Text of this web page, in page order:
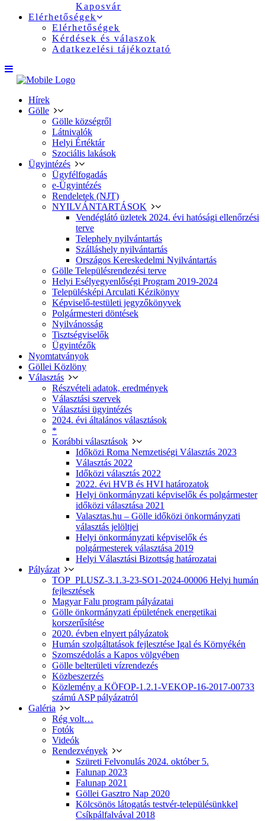
Kaposvár
Elérhetőségek
Elérhetőségek
Kérdések és válaszok
Adatkezelési tájékoztató
Hírek
Gölle
Gölle községről
Látnivalók
Helyi Értéktár
Szociális lakások
Ügyintézés
Ügyfélfogadás
e-Ügyintézés
Rendeletek (NJT)
NYILVÁNTARTÁSOK
Vendéglátó üzletek 2024. évi hatósági ellenőrzési
terve
Telephely nyilvántartás
Szálláshely nyilvántartás
Országos Kereskedelmi Nyilvántartás
Gölle Településrendezési terve
Helyi Esélyegyenlőségi Program 2019-2024
Településképi Arculati Kézikönyv
Képviselő-testületi jegyzőkönyvek
Polgármesteri döntések
Nyilvánosság
Tisztségviselők
Ügyintézők
Nyomtatványok
Göllei Közlöny
Választás
Részvételi adatok, eredmények
Választási szervek
Választási ügyintézés
2024. évi általános választások
*
Korábbi választások
Időközi Roma Nemzetiségi Választás 2023
Választás 2022
Időközi választás 2022
2022. évi HVB és HVI határozatok
Helyi önkormányzati képviselők és polgármester
időközi választása 2021
Valasztas.hu – Gölle időközi önkormányzati
választás jelöltjei
Helyi önkormányzati képviselők és
polgármesterek választása 2019
Helyi Választási Bizottság határozatai
Pályázat
TOP_PLUSZ-3.1.3-23-SO1-2024-00006 Helyi humán
fejlesztések
Magyar Falu program pályázatai
Gölle önkormányzati épületének energetikai
korszerűsítése
2020. évben elnyert pályázatok
Humán szolgáltatások fejlesztése Igal és Környékén
Szomszédolás a Kapos völgyében
Gölle belterületi vízrendezés
Közbeszerzés
Közlemény a KÖFOP-1.2.1-VEKOP-16-2017-00733
számú ASP pályázatról
Galéria
Rég volt…
Fotók
Videók
Rendezvények
Szüreti Felvonulás 2024. október 5.
Falunap 2023
Falunap 2021
Göllei Gasztro Nap 2020
Kölcsönös látogatás testvér-településünkkel
Csíkpálfalvával 2018